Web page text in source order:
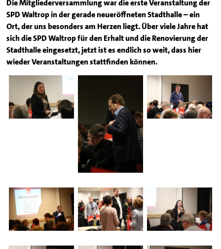
Die Mitgliederversammlung war die erste Veranstaltung der
SPD Waltrop in der gerade neueröffneten Stadthalle – ein
Ort, der uns besonders am Herzen liegt. Über viele Jahre hat
sich die SPD Waltrop für den Erhalt und die Renovierung der
Stadthalle eingesetzt, jetzt ist es endlich so weit, dass hier
wieder Veranstaltungen stattfinden können.